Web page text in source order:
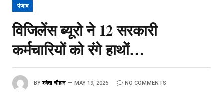
पंजाब
विजिलेंस ब्यूरो ने 12 सरकारी
कर्मचारियों को रंगे हाथों…
BY श्वेता चौहान MAY 19, 2026 NO COMMENTS